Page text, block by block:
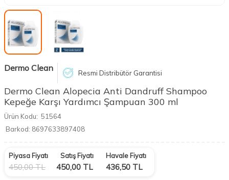
Dermo Clean Resmi Distribütör Garantisi
Dermo Clean Alopecia Anti Dandruff Shampoo
Kepeğe Karşı Yardımcı Şampuan 300 ml
Ürün Kodu: 51564
Barkod: 8697633897408
Piyasa Fiyatı
450,00TL
Satış Fiyatı
450,00 TL
Havale Fiyatı
436,50 TL